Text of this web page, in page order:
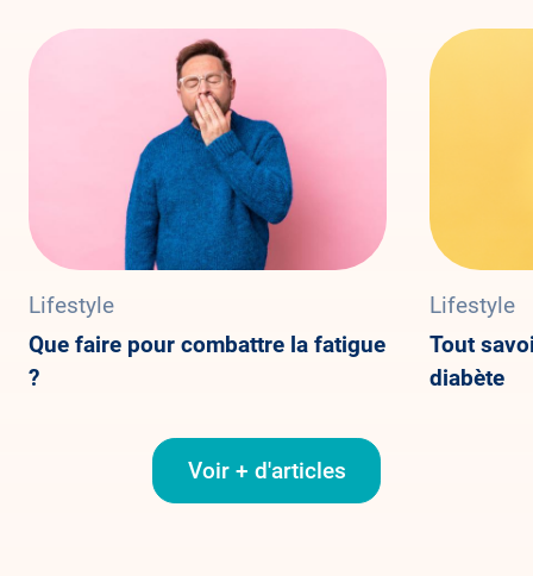
Lifestyle
Que faire pour combattre la fatigue
?
Lifestyle
Tout
diabète
Voir + d'articles